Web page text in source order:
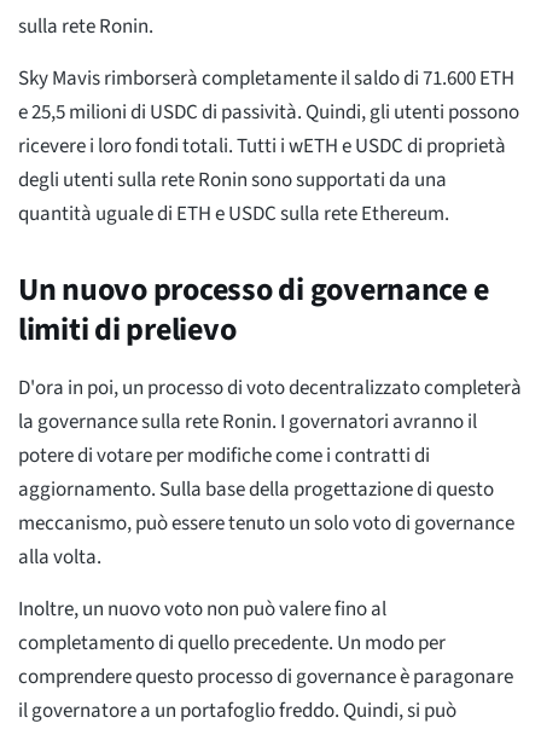
sulla rete Ronin.
Sky Mavis rimborserà completamente il saldo di 71.600 ETH
e 25,5 milioni di USDC di passività. Quindi, gli utenti possono
ricevere i loro fondi totali. Tutti i wETH e USDC di proprietà
degli utenti sulla rete Ronin sono supportati da una
quantità uguale di ETH e USDC sulla rete Ethereum.
Un nuovo processo di governance e
limiti di prelievo
D'ora in poi, un processo di voto decentralizzato completerà
la governance sulla rete Ronin. I governatori avranno il
potere di votare per modifiche come i contratti di
aggiornamento. Sulla base della progettazione di questo
meccanismo, può essere tenuto un solo voto di governance
alla volta.
Inoltre, un nuovo voto non può valere fino al
completamento di quello precedente. Un modo per
comprendere questo processo di governance è paragonare
il governatore a un portafoglio freddo. Quindi, si può